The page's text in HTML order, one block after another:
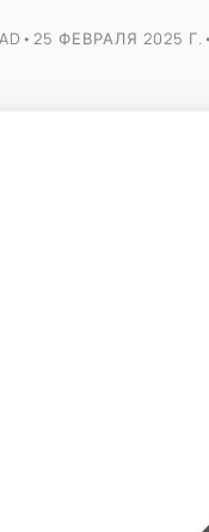
• 25 ФЕВРАЛЯ 2025 Г. •